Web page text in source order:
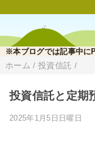
※本ブログでは記事中に
ホーム / 投資信託 /
投資信託と定期
2025年1月5日日曜日